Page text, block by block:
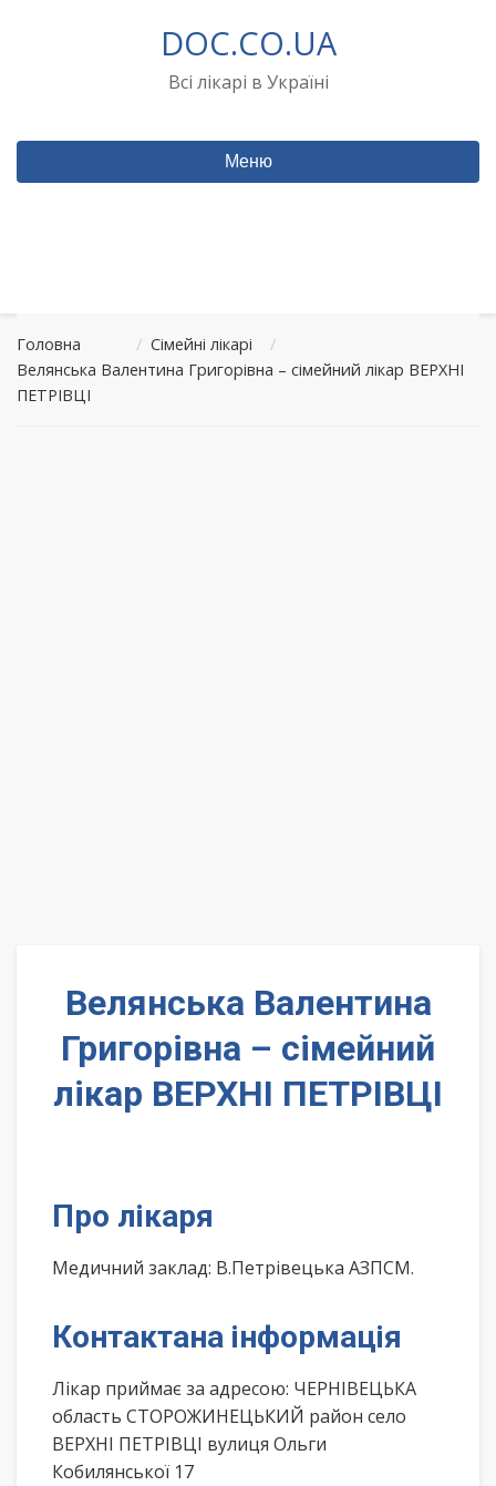
DOC.CO.UA
Всі лікарі в Україні
Меню
Головна / Сімейні лікарі
/
Велянська Валентина Григорівна – сімейний лікар ВЕРХНІ
ПЕТРІВЦІ
Велянська Валентина
Григорівна – сімейний
лікар ВЕРХНІ ПЕТРІВЦІ
Про лікаря
Медичний заклад: В.Петрівецька АЗПСМ.
Контактана інформація
Лікар приймає за адресою: ЧЕРНІВЕЦЬКА
область СТОРОЖИНЕЦЬКИЙ район село
ВЕРХНІ ПЕТРІВЦІ вулиця Ольги
Кобилянської 17